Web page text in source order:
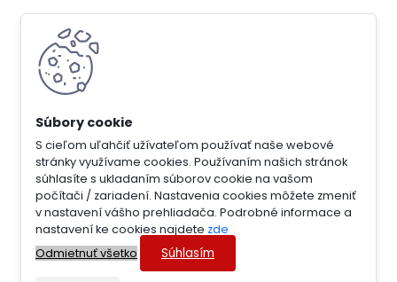
S cieľom uľahčiť užívateľom používať naše webové
stránky využívame cookies. Používaním našich stránok
súhlasíte s ukladaním súborov cookie na vašom
počítači / zariadení. Nastavenia cookies môžete zmeniť
v nastavení vášho prehliadača. Podrobné informace a
nastavení ke cookies najdete zde
Odmietnuť všetko
Súhlasím